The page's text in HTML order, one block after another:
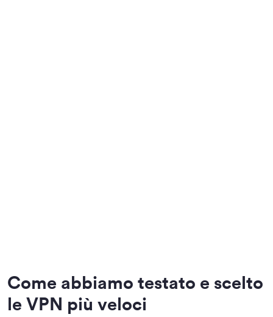
Come abbiamo testato e scelto
le VPN più veloci